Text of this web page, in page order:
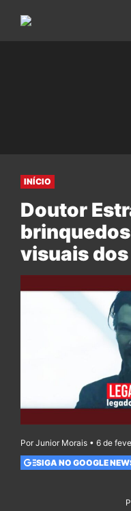
INÍCIO
Doutor
visuais
Por Junior Morais • 6 de
SIGA NO GOOGLE